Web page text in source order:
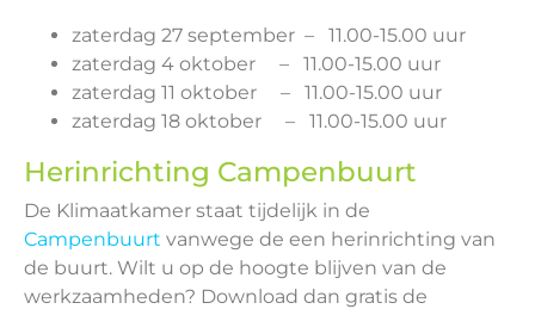
zaterdag 27 september – 11.00-15.00 uur
zaterdag 4 oktober – 11.00-15.00 uur
zaterdag 11 oktober – 11.00-15.00 uur
zaterdag 18 oktober – 11.00-15.00 uur
Herinrichting Campenbuurt
De Klimaatkamer staat tijdelijk in de
Campenbuurt vanwege de een herinrichting van
de buurt. Wilt u op de hoogte blijven van de
werkzaamheden? Download dan gratis de